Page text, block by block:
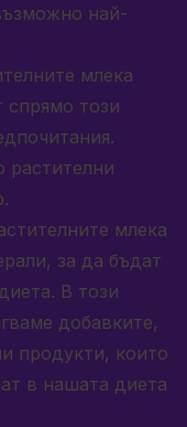
най-
млека
спрямо този
растителни
млека
за да бъдат
В този
добавките,
продукти, които
в нашата диета